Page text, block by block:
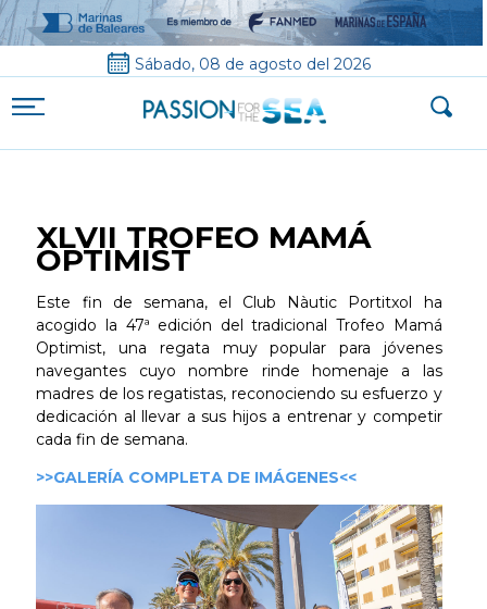
Sábado, 08 de agosto del 2026
XLVII TROFEO MAMÁ
OPTIMIST
Este fin de semana, el Club Nàutic Portitxol ha
acogido la 47ª edición del tradicional Trofeo Mamá
Optimist, una regata muy popular para jóvenes
navegantes cuyo nombre rinde homenaje a las
madres de los regatistas, reconociendo su esfuerzo y
dedicación al llevar a sus hijos a entrenar y competir
cada fin de semana.
>>GALERÍA COMPLETA DE IMÁGENES<<